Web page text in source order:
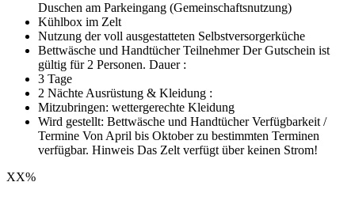
Duschen am Parkeingang (Gemeinschaftsnutzung)
Kühlbox im Zelt
Nutzung der voll ausgestatteten Selbstversorgerküche
Bettwäsche und Handtücher Teilnehmer Der Gutschein ist
gültig für 2 Personen. Dauer :
3 Tage
2 Nächte Ausrüstung & Kleidung :
Mitzubringen: wettergerechte Kleidung
Wird gestellt: Bettwäsche und Handtücher Verfügbarkeit /
Termine Von April bis Oktober zu bestimmten Terminen
verfügbar. Hinweis Das Zelt verfügt über keinen Strom!
XX%